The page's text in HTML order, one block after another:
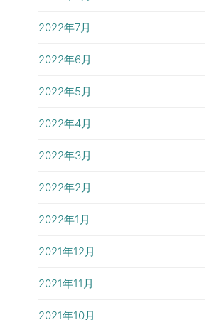
2022年7月
2022年6月
2022年5月
2022年4月
2022年3月
2022年2月
2022年1月
2021年12月
2021年11月
2021年10月